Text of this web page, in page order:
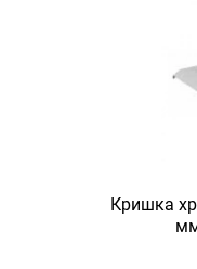
Кришка